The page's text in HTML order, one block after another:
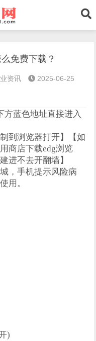
免费下载？
资讯
2025-06-25
方蓝色地址直接进入
到浏览器打开】【如
商店下载edg浏览
进不去开翻墙】
，手机提示风险病
用。
)